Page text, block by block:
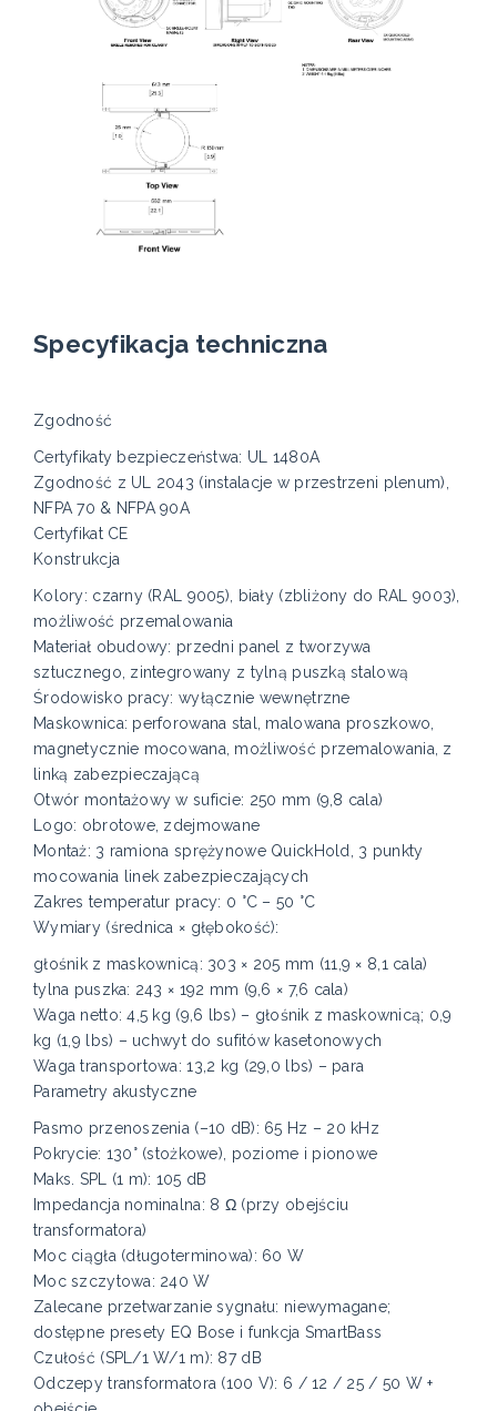
Specyfikacja techniczna
Zgodność
Certyfikaty bezpieczeństwa: UL 1480A
Zgodność z UL 2043 (instalacje w przestrzeni plenum),
NFPA 70 & NFPA 90A
Certyfikat CE
Konstrukcja
Kolory: czarny (RAL 9005), biały (zbliżony do RAL 9003),
możliwość przemalowania
Materiał obudowy: przedni panel z tworzywa
sztucznego, zintegrowany z tylną puszką stalową
Środowisko pracy: wyłącznie wewnętrzne
Maskownica: perforowana stal, malowana proszkowo,
magnetycznie mocowana, możliwość przemalowania, z
linką zabezpieczającą
Otwór montażowy w suficie: 250 mm (9,8 cala)
Logo: obrotowe, zdejmowane
Montaż: 3 ramiona sprężynowe QuickHold, 3 punkty
mocowania linek zabezpieczających
Zakres temperatur pracy: 0 °C – 50 °C
Wymiary (średnica × głębokość):
głośnik z maskownicą: 303 × 205 mm (11,9 × 8,1 cala)
tylna puszka: 243 × 192 mm (9,6 × 7,6 cala)
Waga netto: 4,5 kg (9,6 lbs) – głośnik z maskownicą; 0,9
kg (1,9 lbs) – uchwyt do sufitów kasetonowych
Waga transportowa: 13,2 kg (29,0 lbs) – para
Parametry akustyczne
Pasmo przenoszenia (–10 dB): 65 Hz – 20 kHz
Pokrycie: 130° (stożkowe), poziome i pionowe
Maks. SPL (1 m): 105 dB
Impedancja nominalna: 8 Ω (przy obejściu
transformatora)
Moc ciągła (długoterminowa): 60 W
Moc szczytowa: 240 W
Zalecane przetwarzanie sygnału: niewymagane;
dostępne presety EQ Bose i funkcja SmartBass
Czułość (SPL/1 W/1 m): 87 dB
Odczepy transformatora (100 V): 6 / 12 / 25 / 50 W +